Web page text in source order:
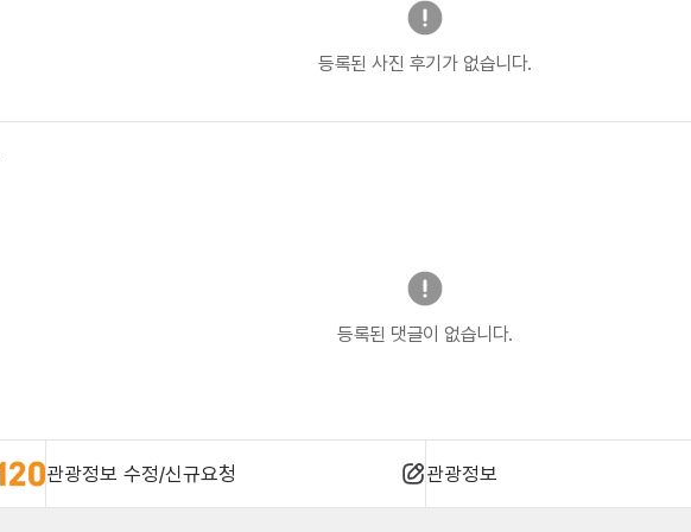
등록된 사진 후기가 없습니다.
등록된 댓글이 없습니다.
관광정보 수정/신규요청 관광정보